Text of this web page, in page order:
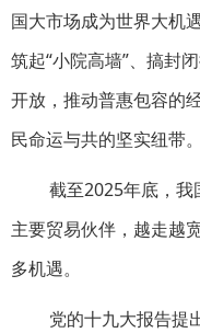
国大市场成为世界大机
筑起“小院高墙”、搞封
开放，推动普惠包容的
民命运与共的坚实纽带。
截至2025年底，
主要贸易伙伴，越走越
多机遇。
党的十九大报告提